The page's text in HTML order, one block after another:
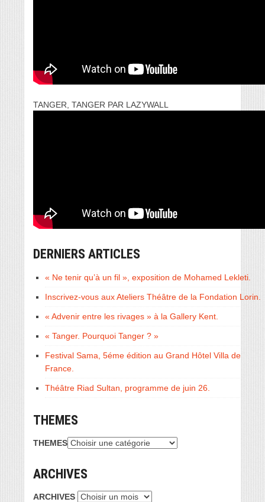
TANGER, TANGER PAR LAZYWALL
DERNIERS ARTICLES
« Ne tenir qu’à un fil », exposition de Mohamed Lekleti.
Inscrivez-vous aux Ateliers Théâtre de la Fondation Lorin.
« Advenir entre les rivages » à la Gallery Kent.
« Tanger. Pourquoi Tanger ? »
Festival Sama, 5éme édition au Grand Hôtel Villa de
France.
Théâtre Riad Sultan, programme de juin 26.
THEMES
THEMES
ARCHIVES
ARCHIVES